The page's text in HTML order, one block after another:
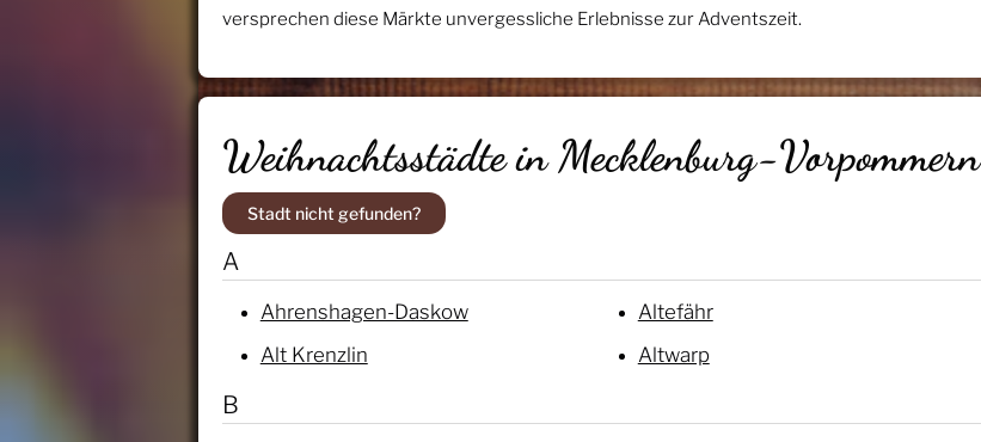
versprechen diese Märkte unvergessliche Erlebnisse zur Adventszeit.
Weihnachtsstädte in Mecklenburg-Vorpommern
Stadt nicht gefunden?
A
Ahrenshagen-Daskow Altefähr
Alt Krenzlin
Altwarp
B